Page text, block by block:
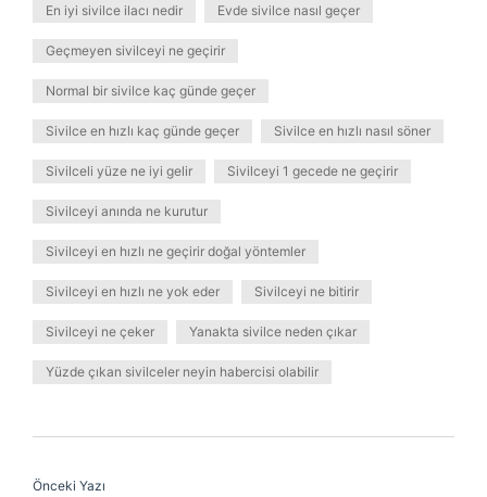
En iyi sivilce ilacı nedir Evde sivilce nasıl geçer
Geçmeyen sivilceyi ne geçirir
Normal bir sivilce kaç günde geçer
Sivilce en hızlı kaç günde geçer Sivilce en hızlı nasıl söner
Sivilceli yüze ne iyi gelir Sivilceyi 1 gecede ne geçirir
Sivilceyi anında ne kurutur
Sivilceyi en hızlı ne geçirir doğal yöntemler
Sivilceyi en hızlı ne yok eder Sivilceyi ne bitirir
Sivilceyi ne çeker Yanakta sivilce neden çıkar
Yüzde çıkan sivilceler neyin habercisi olabilir
Önceki Yazı